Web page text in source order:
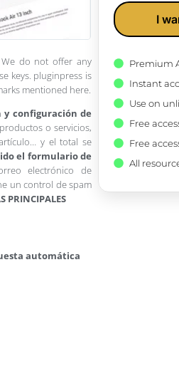
do not offer any
keys. pluginpress is
mentioned here.
configuración de
o servicios,
y el total se
el formulario de
electrónico de
un control de spam
PRINCIPALES
automática
I
Premium
Instant
Use on
Free
Free
All